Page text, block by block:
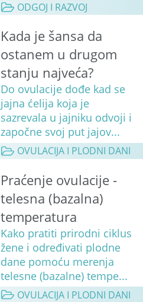
ODGOJ I RAZVOJ
Kada je šansa da
ostanem u drugom
stanju najveća?
Do ovulacije dođe kad se
jajna ćelija koja je
sazrevala u jajniku odvoji i
započne svoj put jajov...
OVULACIJA I PLODNI DANI
Praćenje ovulacije -
telesna (bazalna)
temperatura
Kako pratiti prirodni ciklus
žene i određivati plodne
dane pomoću merenja
telesne (bazalne) tempe...
OVULACIJA I PLODNI DANI